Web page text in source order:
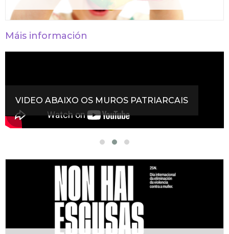
Máis información
VIDEO ABAIXO OS MUROS PATRIARCAIS